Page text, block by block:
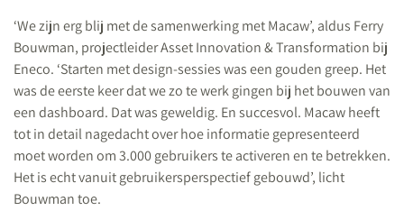
‘We zijn erg blij met de samenwerking met Macaw’, aldus Ferry
Bouwman, projectleider Asset Innovation & Transformation bij
Eneco. ‘Starten met design-sessies was een gouden greep. Het
was de eerste keer dat we zo te werk gingen bij het bouwen van
een dashboard. Dat was geweldig. En succesvol. Macaw heeft
tot in detail nagedacht over hoe informatie gepresenteerd
moet worden om 3.000 gebruikers te activeren en te betrekken.
Het is echt vanuit gebruikersperspectief gebouwd’, licht
Bouwman toe.